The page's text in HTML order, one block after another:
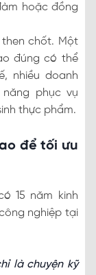
hoặc đồng
then chốt. Một
đúng có thể
nhiều doanh
phục vụ
thực phẩm.
để tối ưu
15 năm kinh
nghiệp tại
là chuyện kỹ